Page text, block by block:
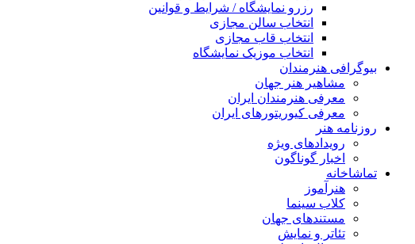
رزرو نمایشگاه / شرایط و قوانین
انتخاب سالن مجازی
انتخاب قاب مجازی
انتخاب موزیک نمایشگاه
بیوگرافی هنرمندان
مشاهیر هنر جهان
معرفی هنرمندان ایران
معرفی کیوریتورهای ایران
روزنامه هنر
رویدادهای ویژه
اخبار گوناگون
تماشاخانه
هنرآموز
کلاب سینما
مستندهای جهان
تئاتر و نمایش